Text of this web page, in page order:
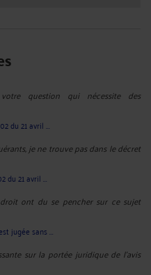
question qui nécessite des
du 21 avril ...
je ne trouve pas dans le décret
du 21 avril ...
ont du se pencher sur ce sujet
jugée sans ...
sur la portée juridique de l’avis